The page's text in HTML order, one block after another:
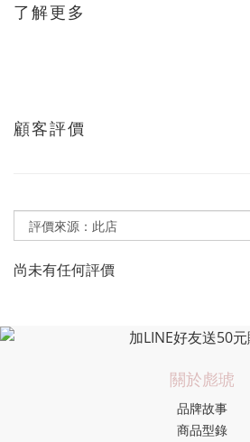
了解更多
顧客評價
尚未有任何評價
關於彪琥
品牌故事
商品型錄